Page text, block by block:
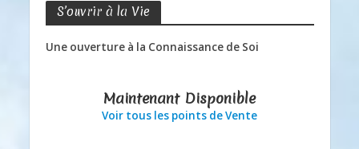
S’ouvrir à la Vie
Une ouverture à la Connaissance de Soi
Maintenant Disponible
Voir tous les points de Vente